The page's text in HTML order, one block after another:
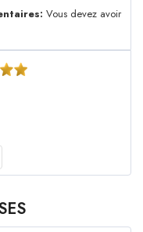
Vous devez avoir